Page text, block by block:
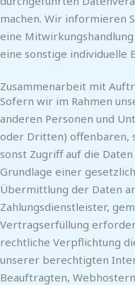
machen. Wir informieren
eine
eine sonstige individuelle
Zusammenarbeit mit
Sofern wir im Rahmen
anderen Personen und
oder Dritten) offenbaren,
sonst Zugriff auf die
Grundlage einer
Übermittlung der Daten
Zahlungsdienstleister,
Vertragserfüllung
rechtliche Verpflichtung
unserer berechtigten
Beauftragten,